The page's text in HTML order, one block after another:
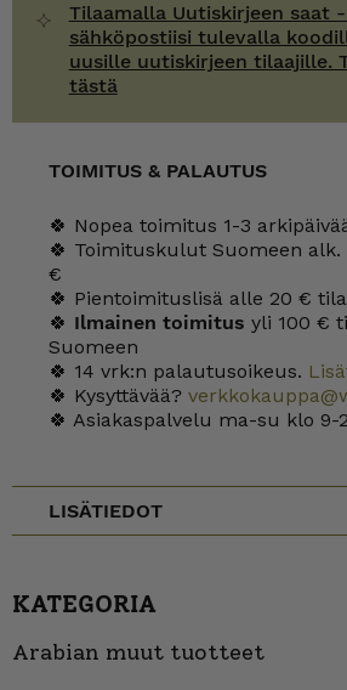
Tilaamalla Uutiskirjeen saat
sähköpostiisi tulevalla
uusille uutiskirjeen tilaajille.
tästä
TOIMITUS & PALAUTUS
🍀 Nopea toimitus 1-3
🍀 Toimituskulut Suomeen alk.
€
🍀 Pientoimituslisä alle 20 €
🍀 Ilmainen toimitus yli 100 €
Suomeen
🍀 14 vrk:n palautusoikeus.
🍀 Kysyttävää?
🍀 Asiakaspalvelu ma-su klo 9-
LISÄTIEDOT
KATEGORIA
Arabian muut tuotteet